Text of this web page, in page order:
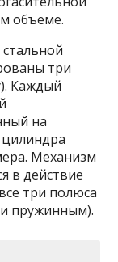
объеме.
три
Каждый
на
цилиндра
Механизм
в действие
три полюса
пружинным).